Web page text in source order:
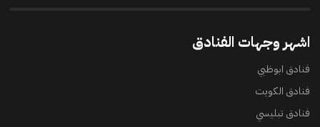
اشهر وجهات الفنادق
فنادق ابوظبي
فنادق الكويت
فنادق تبليسي